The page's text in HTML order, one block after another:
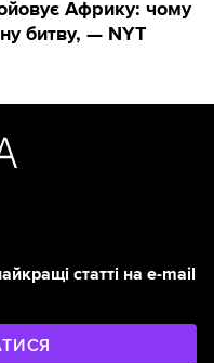
Африку: чому
битву, — NYT
статті на e-mail